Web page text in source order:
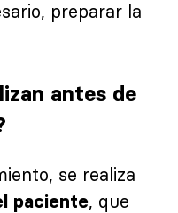
preparar la
antes de
se realiza
paciente, que